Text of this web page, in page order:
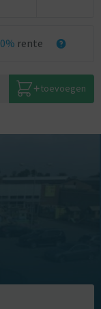
0% rente
toevoegen